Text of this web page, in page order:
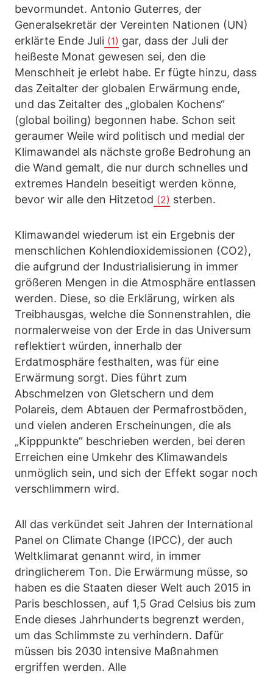
bevormundet. Antonio Guterres, der
Generalsekretär der Vereinten Nationen (UN)
erklärte Ende Juli (1) gar, dass der Juli der
heißeste Monat gewesen sei, den die
Menschheit je erlebt habe. Er fügte hinzu, dass
das Zeitalter der globalen Erwärmung ende,
und das Zeitalter des „globalen Kochens“
(global boiling) begonnen habe. Schon seit
geraumer Weile wird politisch und medial der
Klimawandel als nächste große Bedrohung an
die Wand gemalt, die nur durch schnelles und
extremes Handeln beseitigt werden könne,
bevor wir alle den Hitzetod (2) sterben.
Klimawandel wiederum ist ein Ergebnis der
menschlichen Kohlendioxidemissionen (CO2),
die aufgrund der Industrialisierung in immer
größeren Mengen in die Atmosphäre entlassen
werden. Diese, so die Erklärung, wirken als
Treibhausgas, welche die Sonnenstrahlen, die
normalerweise von der Erde in das Universum
reflektiert würden, innerhalb der
Erdatmosphäre festhalten, was für eine
Erwärmung sorgt. Dies führt zum
Abschmelzen von Gletschern und dem
Polareis, dem Abtauen der Permafrostböden,
und vielen anderen Erscheinungen, die als
„Kipppunkte“ beschrieben werden, bei deren
Erreichen eine Umkehr des Klimawandels
unmöglich sein, und sich der Effekt sogar noch
verschlimmern wird.
All das verkündet seit Jahren der International
Panel on Climate Change (IPCC), der auch
Weltklimarat genannt wird, in immer
dringlicherem Ton. Die Erwärmung müsse, so
haben es die Staaten dieser Welt auch 2015 in
Paris beschlossen, auf 1,5 Grad Celsius bis zum
Ende dieses Jahrhunderts begrenzt werden,
um das Schlimmste zu verhindern. Dafür
müssen bis 2030 intensive Maßnahmen
ergriffen werden. Alle